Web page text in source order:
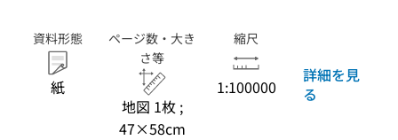
資料形態
紙
ページ数・大き
さ等
地図 1枚 ;
47×58cm
縮尺
1:100000
詳細を見
る